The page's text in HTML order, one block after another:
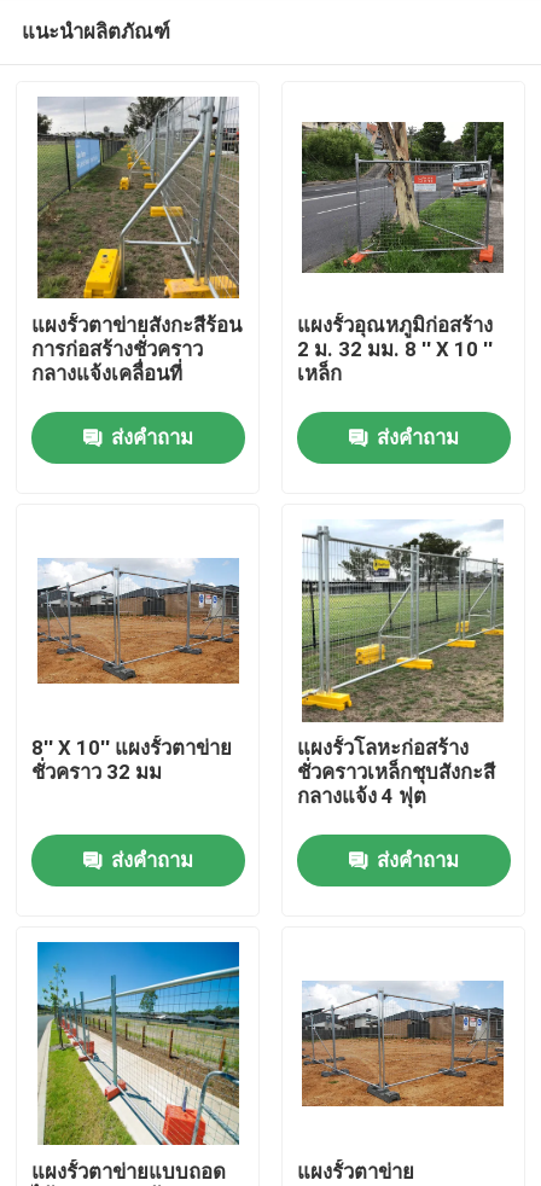
เกี่ยวกับเรา
รายชื่อผู้ติดต่อ
แผงรั้วตาข่าย
รั้วตาข่ายความปลอดภัยสูง
รั้วรักษาความปลอดภัย V Mesh
รั้วเชื่อมโยงห่วงโซ่
รั้วเหล็กดัด
แนะนำผลิตภัณฑ์
แผงรั้วตาข่ายสังกะสีร้อน
การก่อสร้างชั่วคราว
กลางแจ้งเคลื่อนที่
ส่งคำถาม
แผงรั้วอุณหภูมิก่อสร้าง
2 ม. 32 มม. 8 '' X 10 ''
เหล็ก
ส่งคำถาม
8'' X 10'' แผงรั้วตาข่าย
ชั่วคราว 32 มม
ส่งคำถาม
แผงรั้วโลหะก่อสร้าง
ชั่วคราวเหล็กชุบสังกะสี
กลางแจ้ง 4 ฟุต
ส่งคำถาม
แผงรั้วตาข่ายแบบถอด
แผงรั้วตาข่าย